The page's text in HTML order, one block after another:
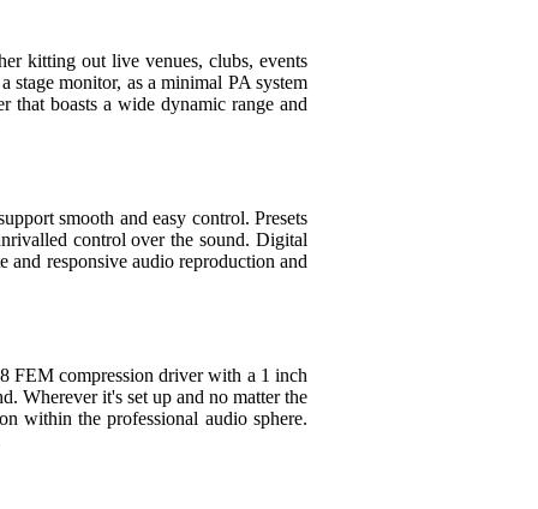
kitting out live venues, clubs, events
stage monitor, as a minimal PA system
that boasts a wide dynamic range and
smooth and easy control. Presets
control over the sound. Digital
and responsive audio reproduction and
FEM compression driver with a 1 inch
Wherever it's set up and no matter the
within the professional audio sphere.